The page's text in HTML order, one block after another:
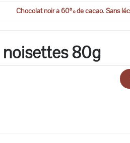
Chocolat noir à 60% de cacao. Sans
80g